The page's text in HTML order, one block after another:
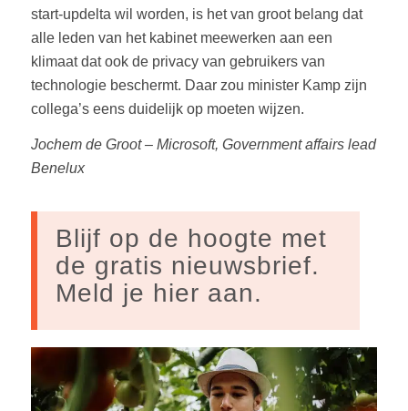
start-updelta wil worden, is het van groot belang dat
alle leden van het kabinet meewerken aan een
klimaat dat ook de privacy van gebruikers van
technologie beschermt. Daar zou minister Kamp zijn
collega’s eens duidelijk op moeten wijzen.
Jochem de Groot – Microsoft, Government affairs lead
Benelux
Blijf op de hoogte met
de gratis nieuwsbrief.
Meld je hier aan.